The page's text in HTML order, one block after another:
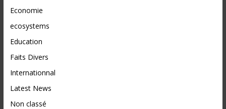
Economie
ecosystems
Education
Faits Divers
Internationnal
Latest News
Non classé